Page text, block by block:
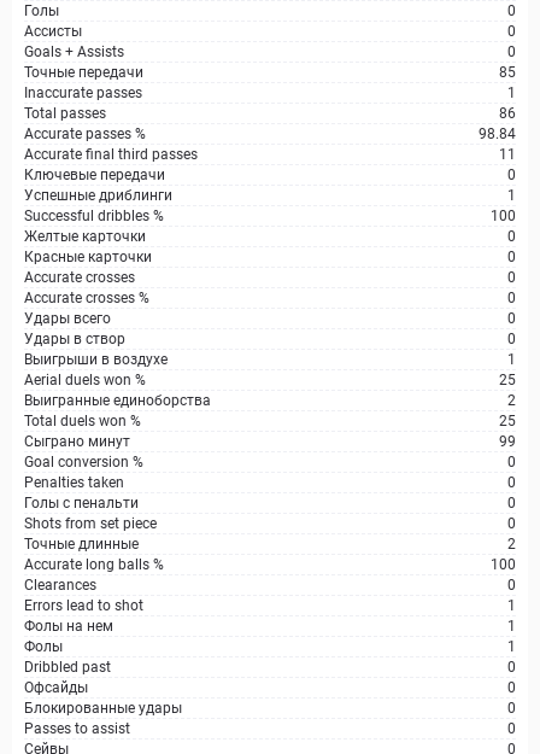
Голы
0
Ассисты
0
Goals + Assists
0
Точные передачи
85
Inaccurate passes
1
Total passes
86
Accurate passes %
98.84
Accurate final third passes
11
Ключевые передачи
0
Успешные дриблинги
1
Successful dribbles %
100
Желтые карточки
0
Красные карточки
0
Accurate crosses
0
Accurate crosses %
0
Удары всего
0
Удары в створ
0
Выигрыши в воздухе
1
Aerial duels won %
25
Выигранные единоборства
2
Total duels won %
25
Сыграно минут
99
Goal conversion %
0
Penalties taken
0
Голы с пенальти
0
Shots from set piece
0
Точные длинные
2
Accurate long balls %
100
Clearances
0
Errors lead to shot
1
Фолы на нем
1
Фолы
1
Dribbled past
0
Офсайды
0
Блокированные удары
0
Passes to assist
0
Сейвы
0